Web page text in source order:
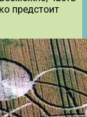
предстоит